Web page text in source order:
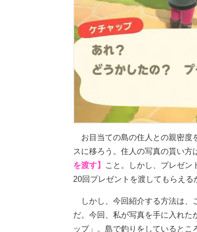
お目当ての島の住人との親密度
スに移ろう。住人の写真の貰い方
を渡す】
こと。しかし、プレゼン
20回プレゼントを渡してもらえる
しかし、今回紹介する方法は
だ。今回、私が写真を手に入れた
ップ」。島で釣りをしているとこ